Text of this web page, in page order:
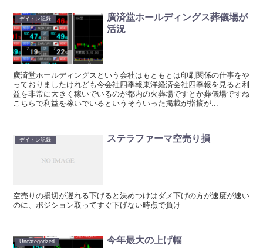
デイトレ記録
廣済堂ホールディングス葬儀場が
活況
廣済堂ホールディングスという会社はもともとは印刷関係の仕事をや
っておりましたけれども今会社四季報東洋経済会社四季報を見ると利
益を非常に大きく稼いでいるのが都内の火葬場ですとか葬儀場ですね
こちらで利益を稼いでいるというそういった掲載が指摘が...
デイトレ記録 ステラファーマ空売り損
空売りの損切が遅れる下げると決めつけはダメ下げの方が速度が速い
のに、ポジション取ってすぐ下げない時点で負け
Uncategorized 今年最大の上げ幅